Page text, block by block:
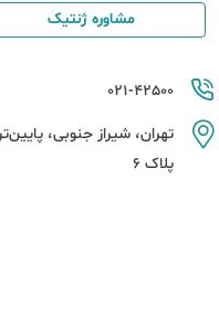
021-42500
پلاک 6
مشاوره ژنتیک